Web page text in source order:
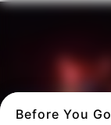
Before You Go